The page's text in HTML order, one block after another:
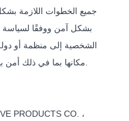
جميع الخطوات اللازمة
بشكل آمن ووفقًا لسياسة
الشخصية إلى منظمة أو
مكانها بما في ذلك أمن بياناتك ومعلوماتك الشخصية الأخرى.